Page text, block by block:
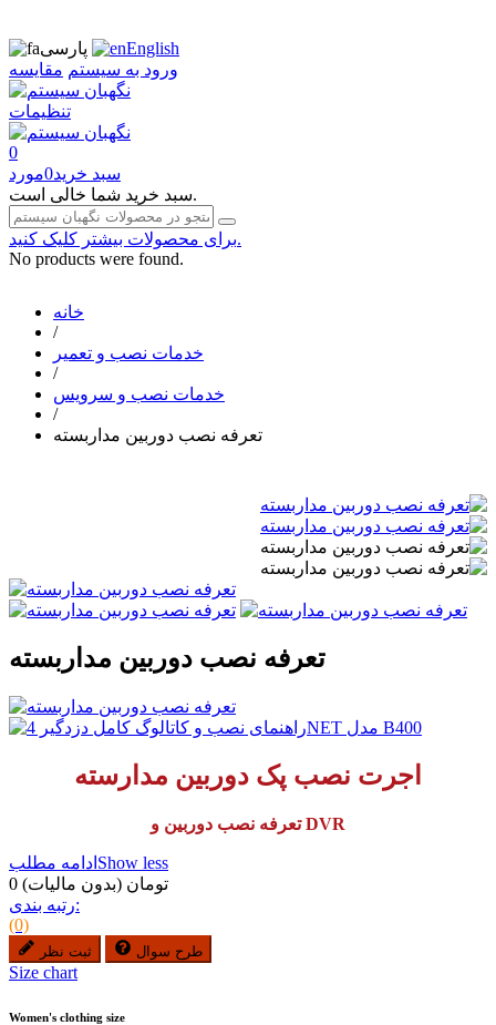
پارسی
English
ورود به سیستم مقایسه
تنظیمات
0
سبد خرید0مورد
سبد خرید شما خالی است.
برای محصولات بیشتر کلیک کنید.
No products were found.
خانه
/
خدمات نصب و تعمیر
/
خدمات نصب و سرویس
/
تعرفه نصب دوربین مداربسته
تعرفه نصب دوربین مداربسته
اجرت نصب پک دوربین مدارسته
تعرفه نصب دوربین و DVR
ادامه مطلب Show less
0 تومان (بدون مالیات)
رتبه بندی:
(0)
ثبت نظر طرح سوال
Size chart
Women's clothing size